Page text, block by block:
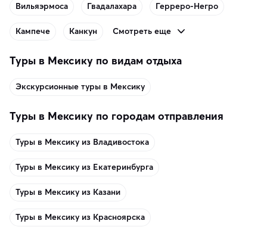
Вильяэрмоса Гвадалахара Герреро-Негро
Кампече Канкун Смотреть еще
Туры в Мексику по видам отдыха
Экскурсионные туры в Мексику
Туры в Мексику по городам отправления
Туры в Мексику из Владивостока
Туры в Мексику из Екатеринбурга
Туры в Мексику из Казани
Туры в Мексику из Красноярска